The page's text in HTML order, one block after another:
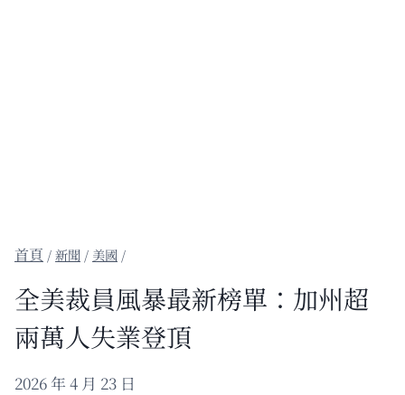
/新聞 / 美國 /
全美裁員風暴最新榜單：加州超
兩萬人失業登頂
2026 年 4 月 23 日